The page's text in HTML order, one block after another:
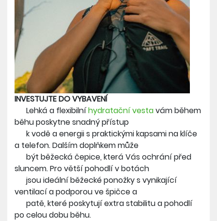
INVESTUJTE DO VYBAVENÍ
Lehká a flexibilníhydratační vestavám během
běhu poskytne snadný přístup
k vodě a energii s praktickými kapsami na klíče
a telefon. Dalším doplňkem může
být běžecká čepice, která Vás ochrání před
sluncem. Pro větší pohodlí v botách
jsou ideální běžecké ponožky s vynikající
ventilací a podporou ve špičce a
patě, které poskytují extra stabilitu a pohodlí
po celou dobu běhu.